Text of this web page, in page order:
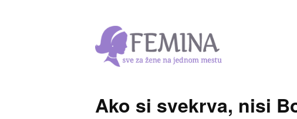
Ako si svekrva, nisi